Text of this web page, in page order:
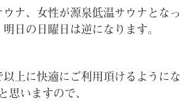
ナ、女性が源泉低温サウナとなっ
日の日曜日は逆になります。
上に快適にご利用頂けるようにな
思いますので、